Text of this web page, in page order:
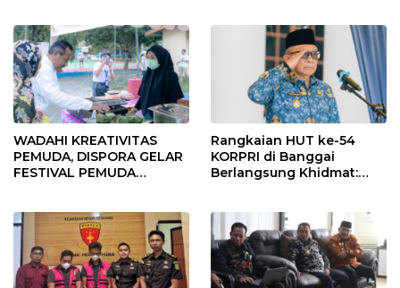
WADAHI KREATIVITAS
PEMUDA, DISPORA GELAR
FESTIVAL PEMUDA
Rangkaian HUT ke-54
KORPRI di Banggai
Berlangsung Khidmat: